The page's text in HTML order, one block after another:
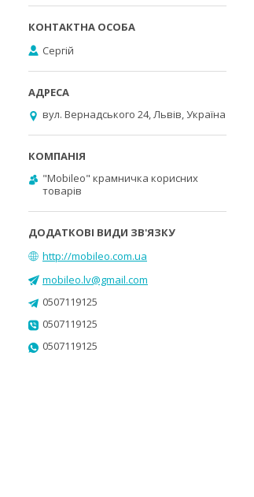
Сергій
вул. Вернадського 24, Львів, Україна
"Mobileo" крамничка корисних
товарів
http://mobileo.com.ua
mobileo.lv@gmail.com
0507119125
0507119125
0507119125